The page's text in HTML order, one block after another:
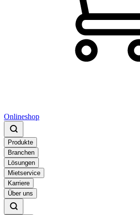
Onlineshop
Produkte
Branchen
Lösungen
Mietservice
Karriere
Über uns